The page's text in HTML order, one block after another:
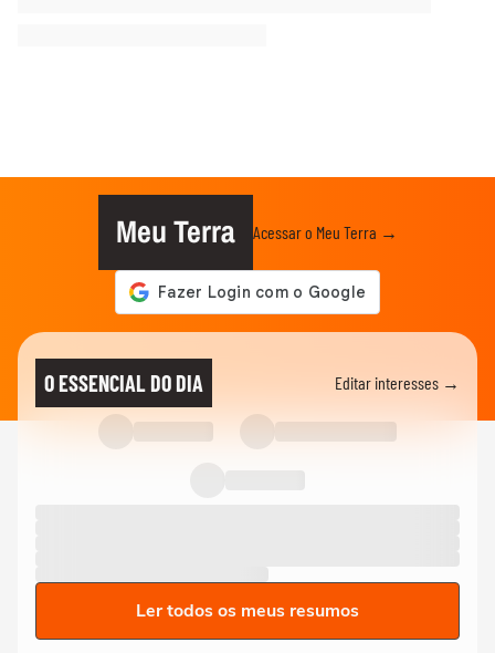
Meu Terra Acessar o Meu Terra →
O ESSENCIAL DO DIA Editar interesses →
Ler todos os meus resumos